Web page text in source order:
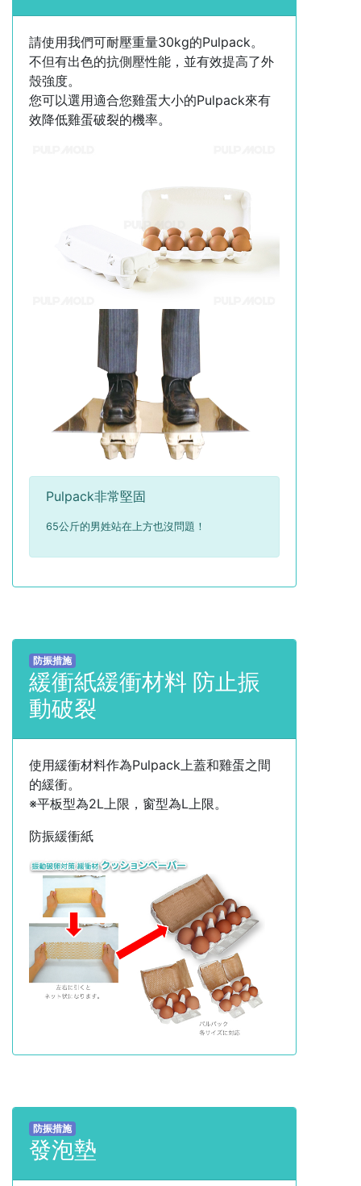
請使用我們可耐壓重量30kg的Pulpack。
不但有出色的抗側壓性能，並有效提高了外
殼強度。
您可以選用適合您雞蛋大小的Pulpack來有
效降低雞蛋破裂的機率。
Pulpack非常堅固
65公斤的男姓站在上方也沒問題！
防振措施
緩衝紙緩衝材料 防止振
動破裂
使用緩衝材料作為Pulpack上蓋和雞蛋之間
的緩衝。
※平板型為2L上限，窗型為L上限。
防振緩衝紙
防振措施
發泡墊